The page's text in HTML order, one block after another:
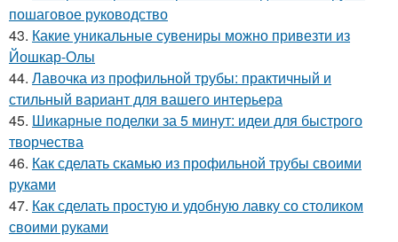
пошаговое руководство
43. Какие уникальные сувениры можно привезти из
Йошкар-Олы
44. Лавочка из профильной трубы: практичный и
стильный вариант для вашего интерьера
45. Шикарные поделки за 5 минут: идеи для быстрого
творчества
46. Как сделать скамью из профильной трубы своими
руками
47. Как сделать простую и удобную лавку со столиком
своими руками